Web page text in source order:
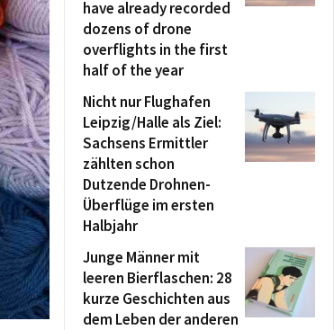
have already recorded
dozens of drone
overflights in the first
half of the year
Nicht nur Flughafen
Leipzig/Halle als Ziel:
Sachsens Ermittler
zählten schon
Dutzende Drohnen-
Überflüge im ersten
Halbjahr
Junge Männer mit
leeren Bierflaschen: 28
kurze Geschichten aus
dem Leben der anderen